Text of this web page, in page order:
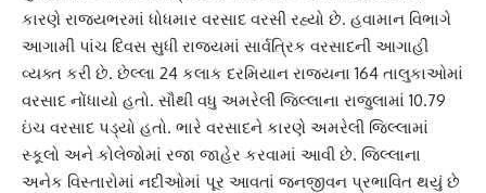
કારણે રાજ્યભરમાં ધોધમાર વરસાદ વરસી રહ્યો છે. હવામાન વિભાગે
આગામી પાંચ દિવસ સુધી રાજ્યમાં સાર્વત્રિક વરસાદની આગાહી
વ્યક્ત કરી છે. છેલ્લા 24 કલાક દરમિયાન રાજ્યના 164 તાલુકાઓમાં
વરસાદ નોંધાયો હતો. સૌથી વધુ અમરેલી જિલ્લાના રાજુલામાં 10.79
ઇંચ વરસાદ પડ્યો હતો. ભારે વરસાદને કારણે અમરેલી જિલ્લામાં
સ્કૂલો અને કોલેજોમાં રજા જાહેર કરવામાં આવી છે. જિલ્લાના
અનેક વિસ્તારોમાં નદીઓમાં પૂર આવતાં જનજીવન પ્રભાવિત થયું છે